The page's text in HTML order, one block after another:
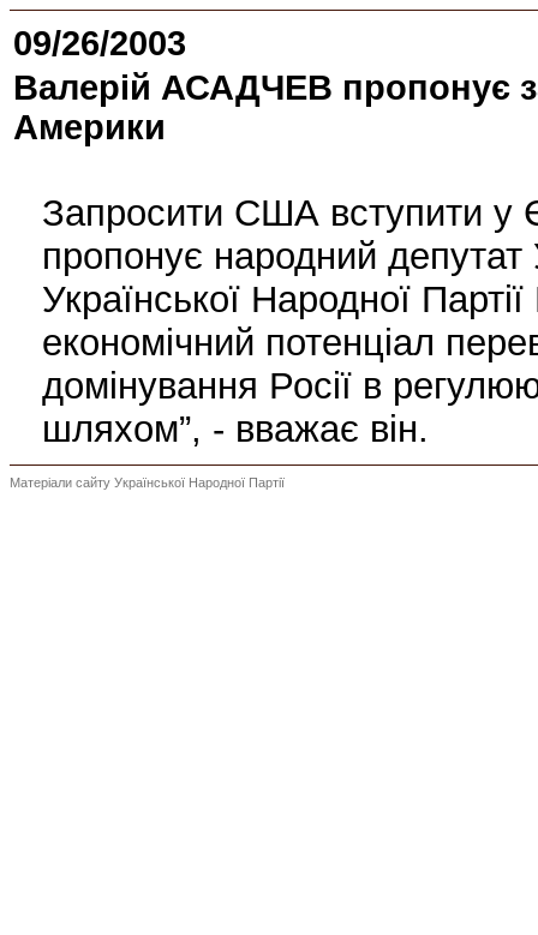
09/26/2003
Валерій АСАДЧЕВ пропонує
Америки
Запросити США вступити у
пропонує народний депутат
Української Народної
економічний потенціал
домінування Росії в
шляхом”, - вважає він.
Матеріали сайту Української Народної Партії